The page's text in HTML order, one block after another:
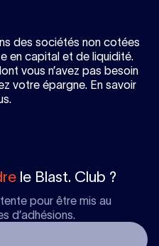
des sociétés non cotées
en capital et de liquidité.
vous n’avez pas besoin
votre épargne. En savoir
le Blast. Club ?
pour être mis au
d’adhésions.